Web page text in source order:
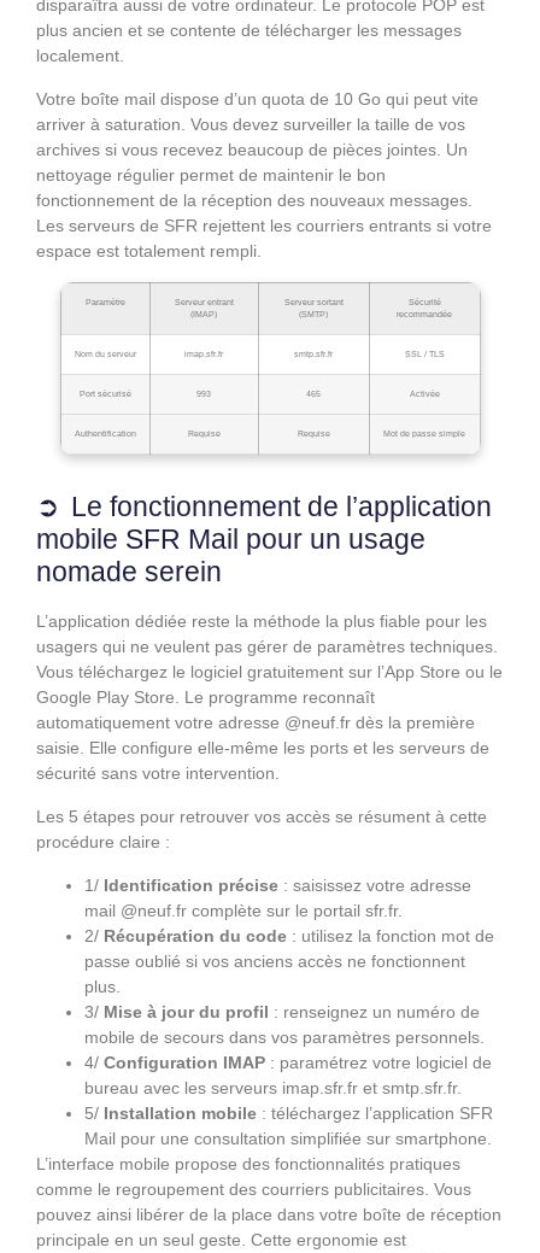
disparaîtra aussi de votre ordinateur. Le protocole POP est
plus ancien et se contente de télécharger les messages
localement.
Votre boîte mail dispose d’un quota de 10 Go qui peut vite
arriver à saturation. Vous devez surveiller la taille de vos
archives si vous recevez beaucoup de pièces jointes. Un
nettoyage régulier permet de maintenir le bon
fonctionnement de la réception des nouveaux messages.
Les serveurs de SFR rejettent les courriers entrants si votre
espace est totalement rempli.
Paramètre
Serveur entrant
(IMAP)
Serveur sortant
(SMTP)
Sécurité
recommandée
Nom du serveur imap.sfr.fr smtp.sfr.fr SSL / TLS
Port sécurisé 993 465 Activée
Authentification Requise Requise Mot de passe simple
Le fonctionnement de l’application
mobile SFR Mail pour un usage
nomade serein
L’application dédiée reste la méthode la plus fiable pour les
usagers qui ne veulent pas gérer de paramètres techniques.
Vous téléchargez le logiciel gratuitement sur l’App Store ou le
Google Play Store. Le programme reconnaît
automatiquement votre adresse @neuf.fr dès la première
saisie. Elle configure elle-même les ports et les serveurs de
sécurité sans votre intervention.
Les 5 étapes pour retrouver vos accès se résument à cette
procédure claire :
1/ Identification précise : saisissez votre adresse
mail @neuf.fr complète sur le portail sfr.fr.
2/ Récupération du code : utilisez la fonction mot de
passe oublié si vos anciens accès ne fonctionnent
plus.
3/ Mise à jour du profil : renseignez un numéro de
mobile de secours dans vos paramètres personnels.
4/ Configuration IMAP : paramétrez votre logiciel de
bureau avec les serveurs imap.sfr.fr et smtp.sfr.fr.
5/ Installation mobile : téléchargez l’application SFR
Mail pour une consultation simplifiée sur smartphone.
L’interface mobile propose des fonctionnalités pratiques
comme le regroupement des courriers publicitaires. Vous
pouvez ainsi libérer de la place dans votre boîte de réception
principale en un seul geste. Cette ergonomie est